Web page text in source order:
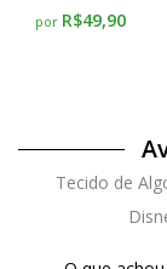
por R$49,90
Tecido de